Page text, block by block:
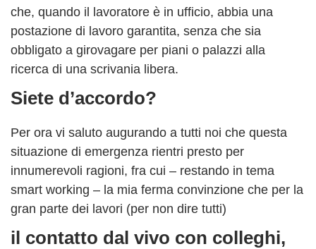
che, quando il lavoratore è in ufficio, abbia una
postazione di lavoro garantita, senza che sia
obbligato a girovagare per piani o palazzi alla
ricerca di una scrivania libera.
Siete d’accordo?
Per ora vi saluto augurando a tutti noi che questa
situazione di emergenza rientri presto per
innumerevoli ragioni, fra cui – restando in tema
smart working – la mia ferma convinzione che per la
gran parte dei lavori (per non dire tutti)
il contatto dal vivo con colleghi,